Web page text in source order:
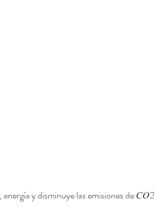
y disminuye las emisiones de 𝐶𝑂2